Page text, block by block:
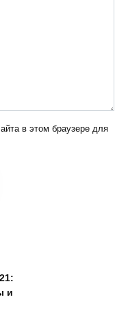
в этом браузере для
и